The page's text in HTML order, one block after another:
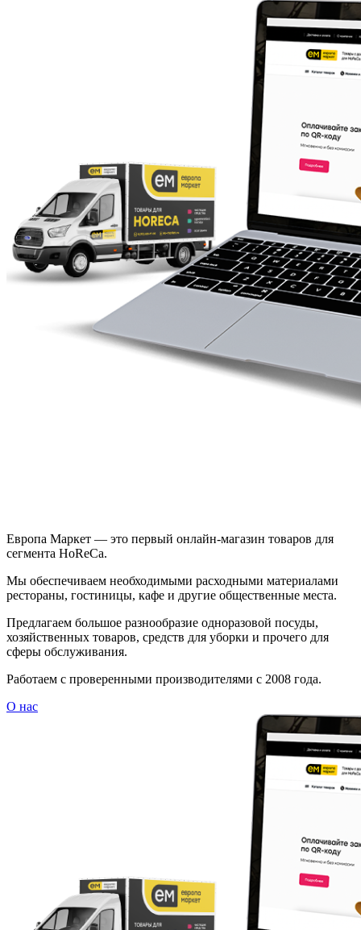
Европа Маркет — это первый онлайн-магазин товаров для
сегмента HoReCa.
Мы обеспечиваем необходимыми расходными материалами
рестораны, гостиницы, кафе и другие общественные места.
Предлагаем большое разнообразие одноразовой посуды,
хозяйственных товаров, средств для уборки и прочего для
сферы обслуживания.
Работаем с проверенными производителями с 2008 года.
О нас